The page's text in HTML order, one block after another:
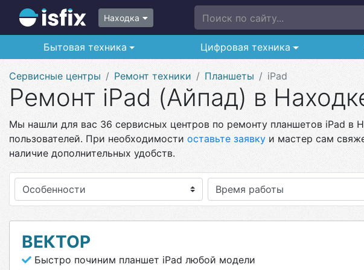
Находка Поиск по сайту...
Бытовая техника Цифровая техника
Сервисные центры Ремонт техники Планшеты iPad
Ремонт iPad (Айпад) в
Мы нашли для вас 36 сервисных центров по ремонту планшетов iPad в
пользователей. При необходимости оставьте заявку и мастер сам
наличие дополнительных удобств.
Особенности
ВЕКТОР
Быстро починим планшет iPad любой модели